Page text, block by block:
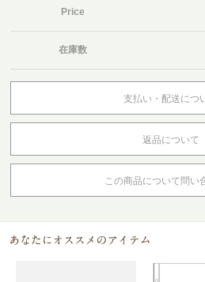
Price
在庫数
支払い・配送につ
返品について
この商品について問い